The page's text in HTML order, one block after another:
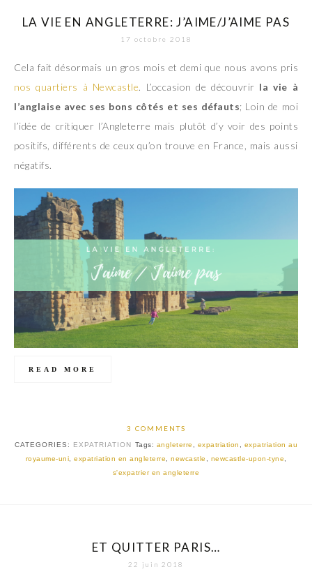
LA VIE EN ANGLETERRE: J’AIME/J’AIME PAS
17 octobre 2018
Cela fait désormais un gros mois et demi que nous avons pris
nos quartiers à Newcastle. L’occasion de découvrir la vie à
l’anglaise avec ses bons côtés et ses défauts; Loin de moi
l’idée de critiquer l’Angleterre mais plutôt d’y voir des points
positifs, différents de ceux qu’on trouve en France, mais aussi
négatifs.
READ MORE
3 COMMENTS
CATEGORIES: EXPATRIATION Tags: angleterre expatriation
expatriation au
royaume-uni
expatriation en angleterre newcastle newcastle-upon-tyne
s'expatrier en angleterre
ET QUITTER PARIS…
22 juin 2018